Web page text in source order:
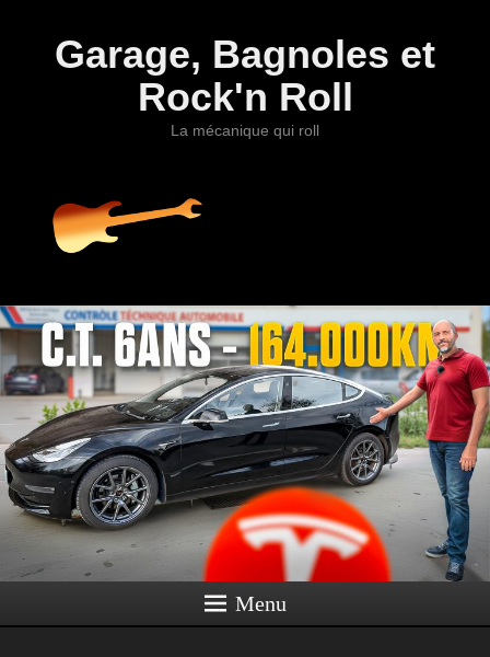
Garage, Bagnoles et
Rock'n Roll
La mécanique qui roll
Menu